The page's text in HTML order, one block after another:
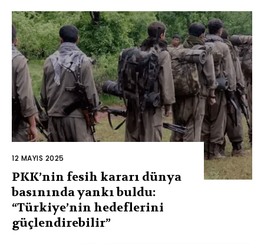
12 MAYIS 2025
PKK’nin fesih kararı dünya
basınında yankı buldu:
“Türkiye’nin hedeflerini
güçlendirebilir”